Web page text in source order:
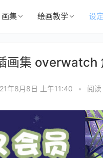
画集 绘画教学 设
画集 overwatch
年8月8日 上午11:40 • 阅